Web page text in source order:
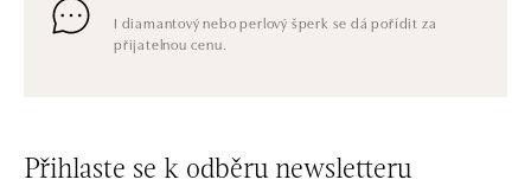
I diamantový nebo perlový šperk se dá pořídit za
přijatelnou cenu.
Přihlaste se k odběru newsletteru